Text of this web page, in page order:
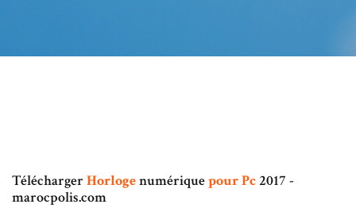
Télécharger HorlogenumériquepourPc 2017 -
marocpolis.com